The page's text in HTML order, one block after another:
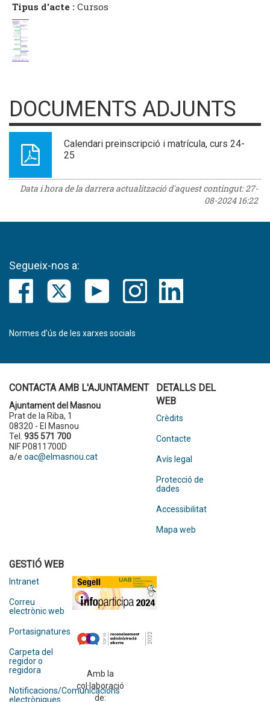
Tipus d'acte : Cursos
DOCUMENTS ADJUNTS
Calendari preinscripció i matrícula, curs 24-
25
Data i hora de la darrera actualització d'aquest contingut:27-
08-2024 16:22
Segueix-nos a:
Normes d’ús de les xarxes socials
CONTACTA AMB L'AJUNTAMENT
Ajuntament del Masnou
Prat de la Riba, 1
08320 - El Masnou
Tel. 935 571 700
NIF P0811700D
a/e oac@elmasnou.cat
DETALLS DEL
WEB
Crèdits
Contacte
Avís legal
Protecció de
dades
Accessibilitat
Mapa web
GESTIÓ WEB
Intranet
Correu
electrònic web
Portasignatures
Carpeta del
regidor o
regidora
Notificacions/Comunicacions
electròniques
Amb la
col·laboració
de: